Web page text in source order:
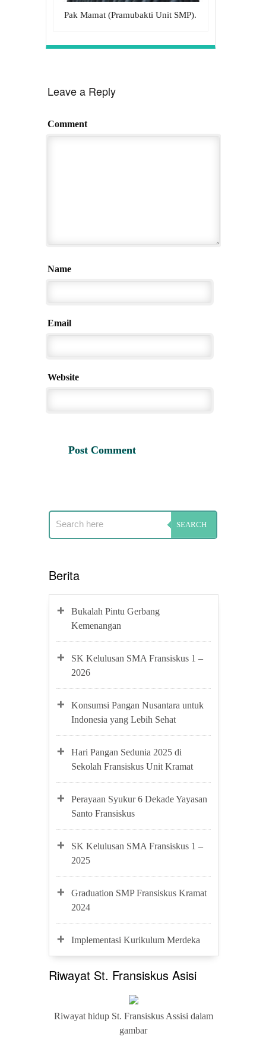
Pak Mamat (Pramubakti Unit SMP).
Leave a Reply
Comment
Name
Email
Website
Berita
Bukalah Pintu Gerbang
Kemenangan
SK Kelulusan SMA Fransiskus 1 –
2026
Konsumsi Pangan Nusantara untuk
Indonesia yang Lebih Sehat
Hari Pangan Sedunia 2025 di
Sekolah Fransiskus Unit Kramat
Perayaan Syukur 6 Dekade Yayasan
Santo Fransiskus
SK Kelulusan SMA Fransiskus 1 –
2025
Graduation SMP Fransiskus Kramat
2024
Implementasi Kurikulum Merdeka
Riwayat St. Fransiskus Asisi
Riwayat hidup St. Fransiskus Assisi dalam
gambar